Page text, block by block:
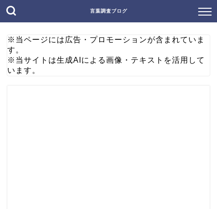
言葉調査ブログ
※当ページには広告・プロモーションが含まれていま
す。
※当サイトは生成AIによる画像・テキストを活用して
います。